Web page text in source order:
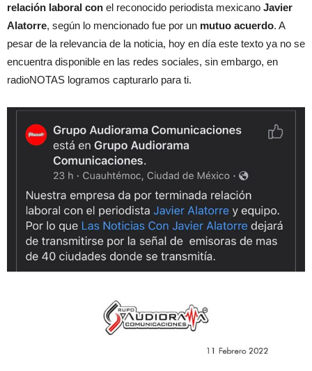
relación laboral con el reconocido periodista mexicano Javier
Alatorre, según lo mencionado fue por un mutuo acuerdo. A
pesar de la relevancia de la noticia, hoy en día este texto ya no se
encuentra disponible en las redes sociales, sin embargo, en
radioNOTAS logramos capturarlo para ti.